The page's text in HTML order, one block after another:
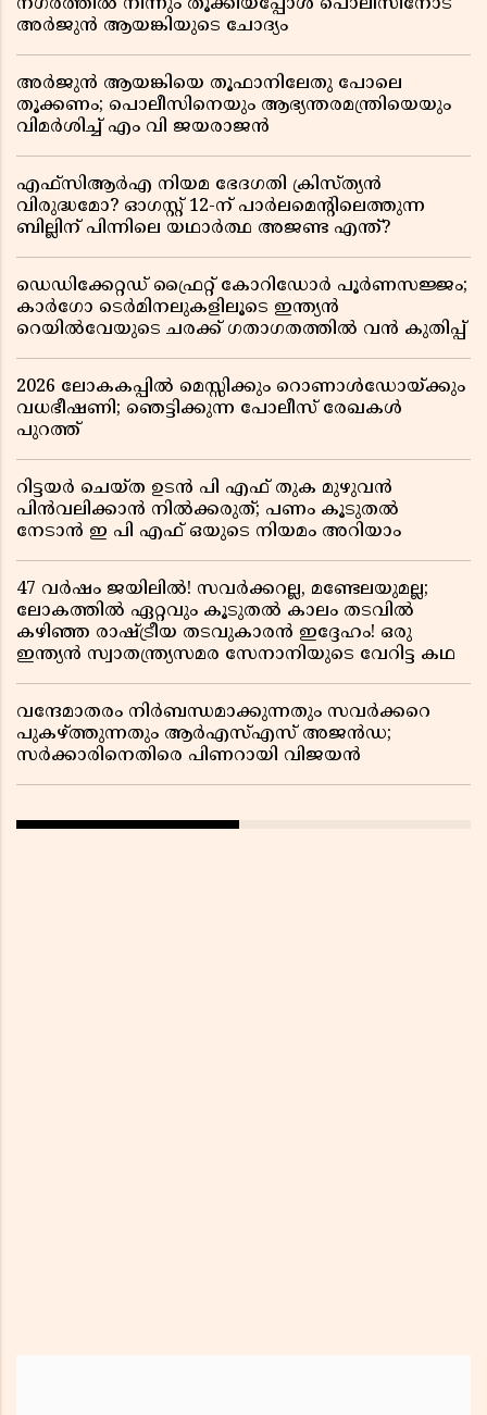
നഗരത്തിൽ നിന്നും തൂക്കിയപ്പോൾ പൊലീസിനോട്
അർജുൻ ആയങ്കിയുടെ ചോദ്യം
അർജുൻ ആയങ്കിയെ തൂഫാനിലേതു പോലെ
തൂക്കണം; പൊലീസിനെയും ആഭ്യന്തരമന്ത്രിയെയും
വിമർശിച്ച് എം വി ജയരാജൻ
എഫ്സിആർഎ നിയമ ഭേദഗതി ക്രിസ്ത്യൻ
വിരുദ്ധമോ? ഓഗസ്റ്റ് 12-ന് പാർലമെന്റിലെത്തുന്ന
ബില്ലിന് പിന്നിലെ യഥാർത്ഥ അജണ്ട എന്ത്?
ഡെഡിക്കേറ്റഡ് ഫ്രൈറ്റ് കോറിഡോർ പൂർണസജ്ജം;
കാർഗോ ടെർമിനലുകളിലൂടെ ഇന്ത്യൻ
റെയിൽവേയുടെ ചരക്ക് ഗതാഗതത്തിൽ വൻ കുതിപ്പ്
2026 ലോകകപ്പിൽ മെസ്സിക്കും റൊണാൾഡോയ്ക്കും
വധഭീഷണി; ഞെട്ടിക്കുന്ന പോലീസ് രേഖകൾ
പുറത്ത്
റിട്ടയർ ചെയ്ത ഉടൻ പി എഫ് തുക മുഴുവൻ
പിൻവലിക്കാൻ നിൽക്കരുത്; പണം കൂടുതൽ
നേടാൻ ഇ പി എഫ് ഒയുടെ നിയമം അറിയാം
47 വർഷം ജയിലിൽ! സവർക്കറല്ല, മണ്ടേലയുമല്ല;
ലോകത്തിൽ ഏറ്റവും കൂടുതൽ കാലം തടവിൽ
കഴിഞ്ഞ രാഷ്ട്രീയ തടവുകാരൻ ഇദ്ദേഹം! ഒരു
ഇന്ത്യൻ സ്വാതന്ത്ര്യസമര സേനാനിയുടെ വേറിട്ട കഥ
വന്ദേമാതരം നിർബന്ധമാക്കുന്നതും സവർക്കറെ
പുകഴ്ത്തുന്നതും ആർഎസ്എസ് അജൻഡ;
സർക്കാരിനെതിരെ പിണറായി വിജയൻ